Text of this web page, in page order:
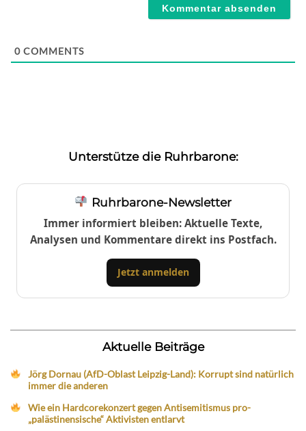
0 COMMENTS
Unterstütze die Ruhrbarone:
Ruhrbarone-Newsletter
Immer informiert bleiben: Aktuelle Texte,
Analysen und Kommentare direkt ins Postfach.
Jetzt anmelden
Aktuelle Beiträge
Jörg Dornau (AfD-Oblast Leipzig-Land): Korrupt sind natürlich
immer die anderen
Wie ein Hardcorekonzert gegen Antisemitismus pro-
„palästinensische“ Aktivisten entlarvt